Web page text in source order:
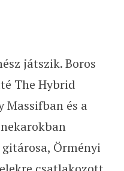
játszik. Boros
The Hybrid
Massifban és a
Örményi